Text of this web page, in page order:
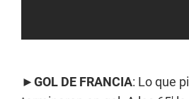
►GOL DE FRANCIA: Lo que